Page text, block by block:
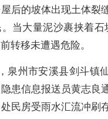
后的坡体出现土体裂
当大量泥沙裹挟着石
转移未遭遇危险。
泉州市安溪县剑斗镇
患信息报送员黄志良
民房受雨水汇流冲刷